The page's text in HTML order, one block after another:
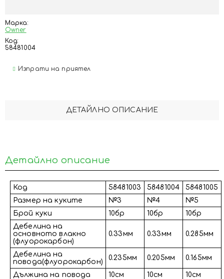
Марка:
Owner
Код:
58481004
Изпрати на приятел
ДЕТАЙЛНО ОПИСАНИЕ
Детайлно описание
Код 58481003 58481004
58481005
Размер на куките
№3 №4
№5
Брой куки
10бр 10бр
10бр
Дебелина на
основното влакно
(флуорокарбон)
0.33мм 0.33мм 0.285мм
Дебелина на
повода(флуорокарбон)
0.235мм 0.205мм 0.165мм
Дължина на повода 10см 10см
10см